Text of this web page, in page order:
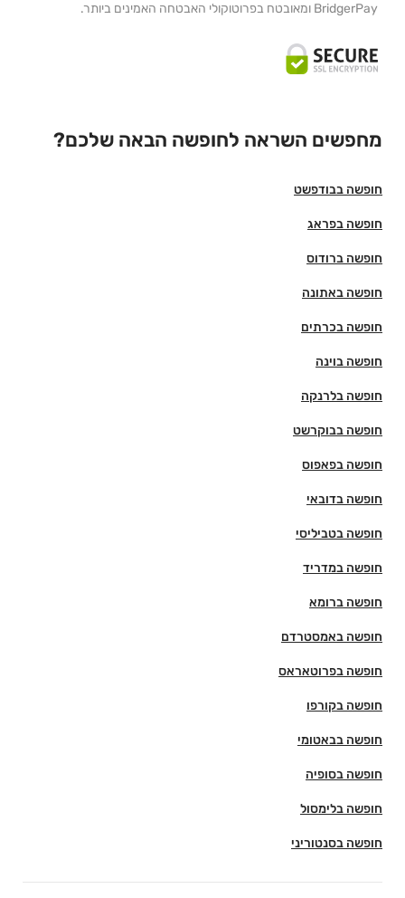
BridgerPay ומאובטח בפרוטוקולי האבטחה האמינים ביותר.
מחפשים השראה לחופשה הבאה שלכם?
חופשה בבודפשט
חופשה בפראג
חופשה ברודוס
חופשה באתונה
חופשה בכרתים
חופשה בוינה
חופשה בלרנקה
חופשה בבוקרשט
חופשה בפאפוס
חופשה בדובאי
חופשה בטביליסי
חופשה במדריד
חופשה ברומא
חופשה באמסטרדם
חופשה בפרוטאראס
חופשה בקורפו
חופשה בבאטומי
חופשה בסופיה
חופשה בלימסול
חופשה בסנטוריני